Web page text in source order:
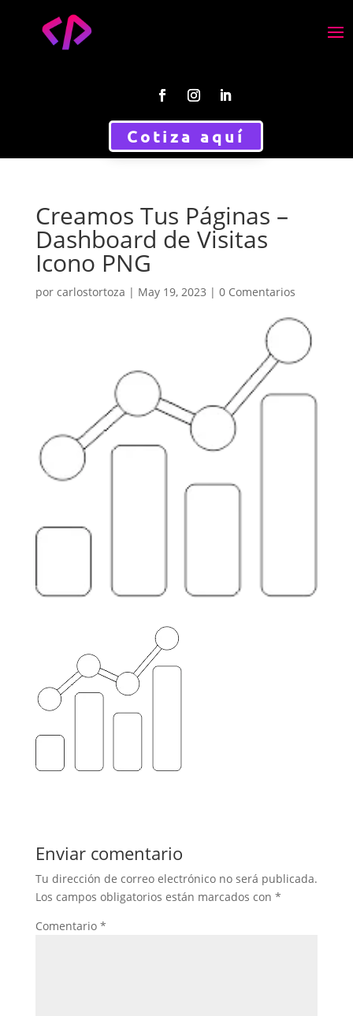
Cotiza aquí
Creamos Tus Páginas –
Dashboard de Visitas
Icono PNG
por carlostortoza | May 19, 2023 | 0 Comentarios
Enviar comentario
Tu dirección de correo electrónico no será publicada.
Los campos obligatorios están marcados con *
Comentario *